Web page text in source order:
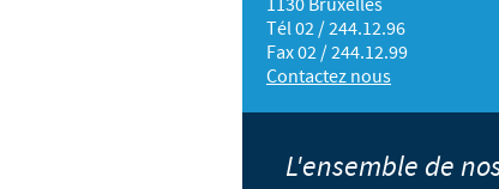
1130 Bruxelles
Tél 02 / 244.12.96
Fax 02 / 244.12.99
Contactez nous
L'ensemble de